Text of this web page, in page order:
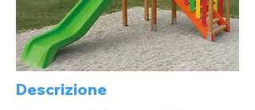
Descrizione